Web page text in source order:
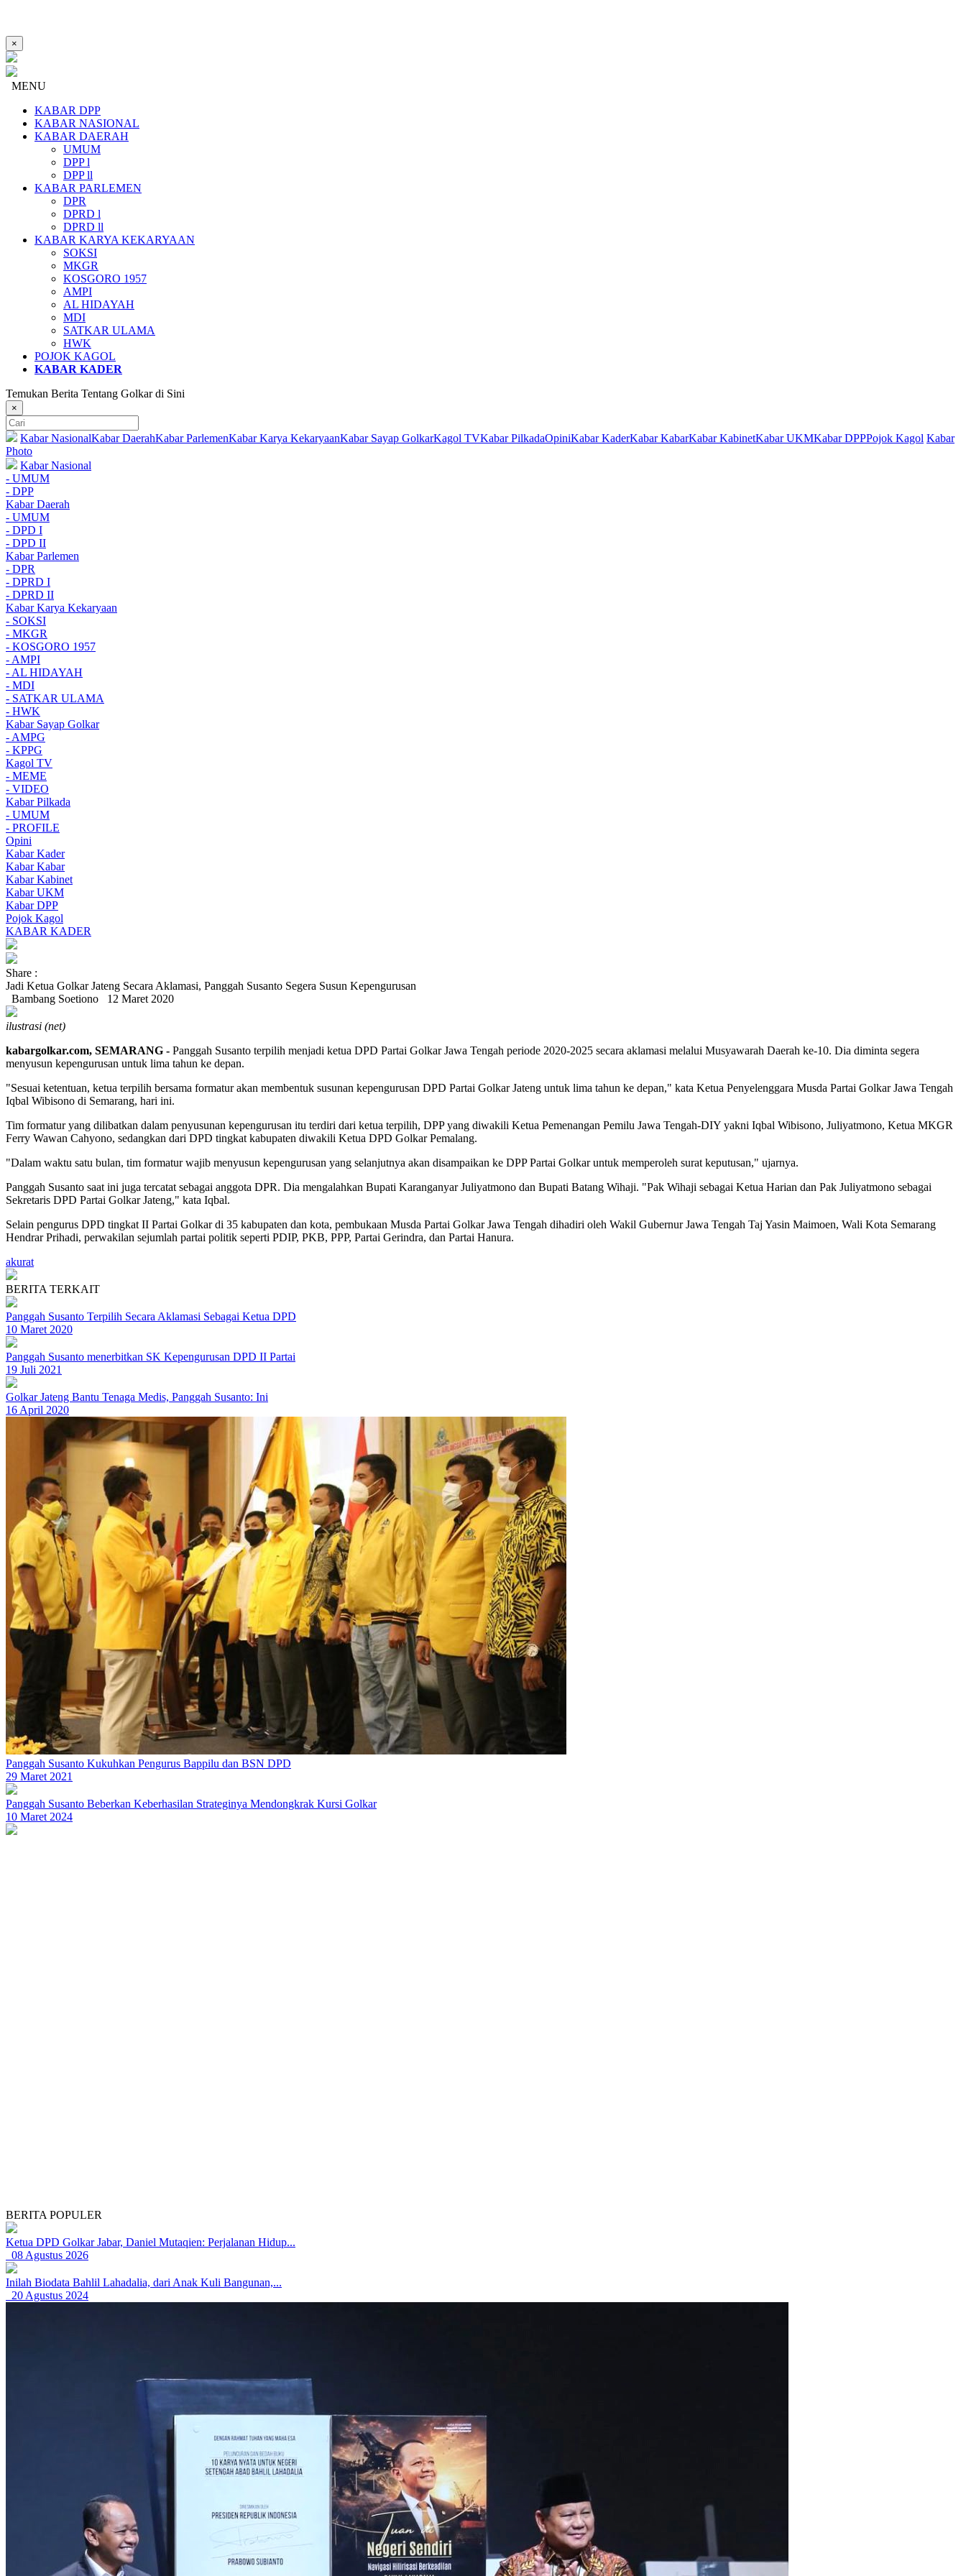
×
MENU
KABAR DPP
KABAR NASIONAL
KABAR DAERAH
UMUM
DPP l
DPP ll
KABAR PARLEMEN
DPR
DPRD l
DPRD ll
KABAR KARYA KEKARYAAN
SOKSI
MKGR
KOSGORO 1957
AMPI
AL HIDAYAH
MDI
SATKAR ULAMA
HWK
POJOK KAGOL
KABAR KADER
Temukan Berita Tentang Golkar di Sini
×
Kabar NasionalKabar DaerahKabar ParlemenKabar Karya KekaryaanKabar Sayap GolkarKagol TVKabar PilkadaOpiniKabar KaderKabar KabarKabar KabinetKabar UKMKabar DPPPojok Kagol Kabar
Photo
Kabar Nasional
- UMUM
- DPP
Kabar Daerah
- UMUM
- DPD I
- DPD II
Kabar Parlemen
- DPR
- DPRD I
- DPRD II
Kabar Karya Kekaryaan
- SOKSI
- MKGR
- KOSGORO 1957
- AMPI
- AL HIDAYAH
- MDI
- SATKAR ULAMA
- HWK
Kabar Sayap Golkar
- AMPG
- KPPG
Kagol TV
- MEME
- VIDEO
Kabar Pilkada
- UMUM
- PROFILE
Opini
Kabar Kader
Kabar Kabar
Kabar Kabinet
Kabar UKM
Kabar DPP
Pojok Kagol
KABAR KADER
Share :
Jadi Ketua Golkar Jateng Secara Aklamasi, Panggah Susanto Segera Susun Kepengurusan
Bambang Soetiono
12 Maret 2020
ilustrasi (net)
kabargolkar.com, SEMARANG - Panggah Susanto terpilih menjadi ketua DPD Partai Golkar Jawa Tengah periode 2020-2025 secara aklamasi melalui Musyawarah Daerah ke-10. Dia diminta segera
menyusun kepengurusan untuk lima tahun ke depan.
"Sesuai ketentuan, ketua terpilih bersama formatur akan membentuk susunan kepengurusan DPD Partai Golkar Jateng untuk lima tahun ke depan," kata Ketua Penyelenggara Musda Partai Golkar Jawa Tengah
Iqbal Wibisono di Semarang, hari ini.
Tim formatur yang dilibatkan dalam penyusunan kepengurusan itu terdiri dari ketua terpilih, DPP yang diwakili Ketua Pemenangan Pemilu Jawa Tengah-DIY yakni Iqbal Wibisono, Juliyatmono, Ketua MKGR
Ferry Wawan Cahyono, sedangkan dari DPD tingkat kabupaten diwakili Ketua DPD Golkar Pemalang.
"Dalam waktu satu bulan, tim formatur wajib menyusun kepengurusan yang selanjutnya akan disampaikan ke DPP Partai Golkar untuk memperoleh surat keputusan," ujarnya.
Panggah Susanto saat ini juga tercatat sebagai anggota DPR. Dia mengalahkan Bupati Karanganyar Juliyatmono dan Bupati Batang Wihaji. "Pak Wihaji sebagai Ketua Harian dan Pak Juliyatmono sebagai
Sekretaris DPD Partai Golkar Jateng," kata Iqbal.
Selain pengurus DPD tingkat II Partai Golkar di 35 kabupaten dan kota, pembukaan Musda Partai Golkar Jawa Tengah dihadiri oleh Wakil Gubernur Jawa Tengah Taj Yasin Maimoen, Wali Kota Semarang
Hendrar Prihadi, perwakilan sejumlah partai politik seperti PDIP, PKB, PPP, Partai Gerindra, dan Partai Hanura.
akurat
BERITA TERKAIT
Panggah Susanto Terpilih Secara Aklamasi Sebagai Ketua DPD
10 Maret 2020
Panggah Susanto menerbitkan SK Kepengurusan DPD II Partai
19 Juli 2021
Golkar Jateng Bantu Tenaga Medis, Panggah Susanto: Ini
16 April 2020
Panggah Susanto Kukuhkan Pengurus Bappilu dan BSN DPD
29 Maret 2021
Panggah Susanto Beberkan Keberhasilan Strateginya Mendongkrak Kursi Golkar
10 Maret 2024
BERITA POPULER
Ketua DPD Golkar Jabar, Daniel Mutaqien: Perjalanan Hidup...
08 Agustus 2026
Inilah Biodata Bahlil Lahadalia, dari Anak Kuli Bangunan,...
20 Agustus 2024